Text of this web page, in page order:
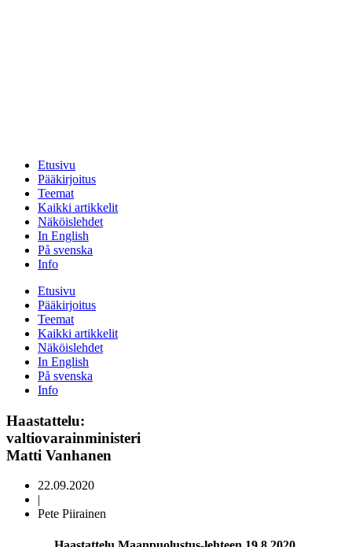
Etusivu
Pääkirjoitus
Teemat
Kaikki artikkelit
Näköislehdet
In English
På svenska
Info
Etusivu
Pääkirjoitus
Teemat
Kaikki artikkelit
Näköislehdet
In English
På svenska
Info
Haastattelu:
valtiovarainministeri
Matti Vanhanen
22.09.2020
|
Pete Piirainen